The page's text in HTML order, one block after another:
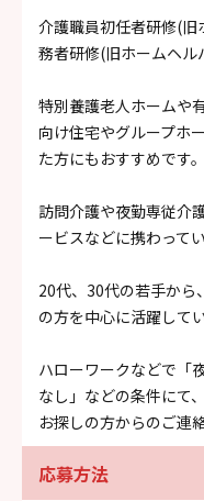
介護職員初任者研修(
務者研修(旧ホームヘル
特別養護老人ホームや
向け住宅やグループホ
た方にもおすすめです。
訪問介護や夜勤専従介
ービスなどに携わって
20代、30代の若手か
の方を中心に活躍してい
ハローワークなどで「
なし」などの条件にて
お探しの方からのご連
応募方法